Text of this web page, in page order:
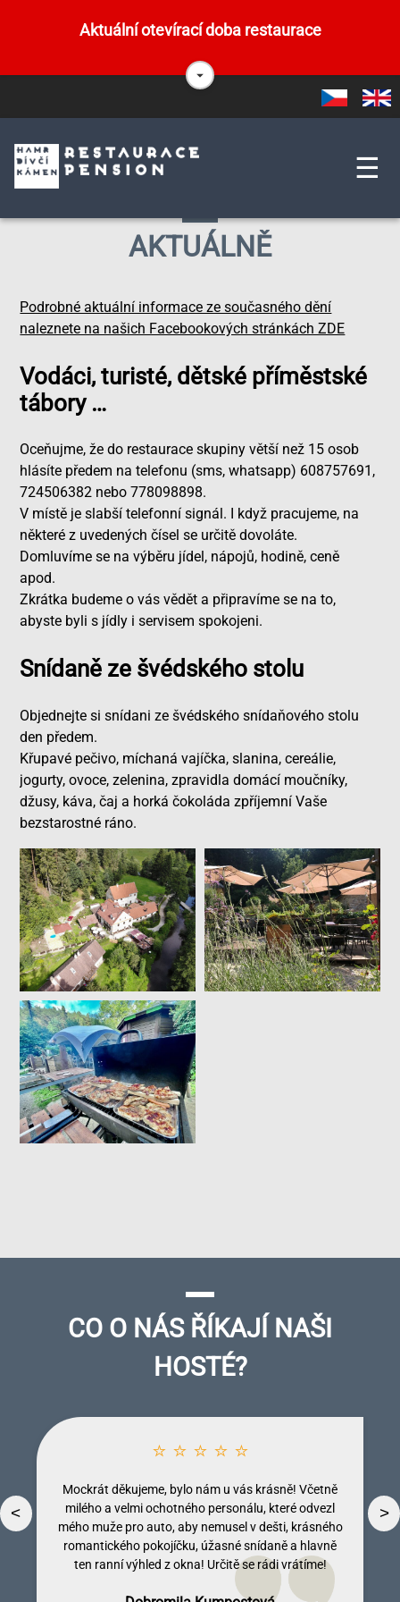
Aktuální otevírací doba restaurace
OD 1. ČERVENCE DO 30 SRPNA - OTEVŘENO
DOPORUČUJEME RODINNÉ A NAROZENINOVÉ OSLAVY
REZERVACI STOLU ZADEJTE POMOCÍ FORMULÁŘE V
Czech English
☰
AKTUÁLNĚ
Podrobné aktuální informace ze současného dění
naleznete na našich Facebookových stránkách ZDE
Vodáci, turisté, dětské příměstské
tábory …
Oceňujme, že do restaurace skupiny větší než 15 osob
hlásíte předem na telefonu (sms, whatsapp) 608757691,
724506382 nebo 778098898.
V místě je slabší telefonní signál. I když pracujeme, na
některé z uvedených čísel se určitě dovoláte.
Domluvíme se na výběru jídel, nápojů, hodině, ceně
apod.
Zkrátka budeme o vás vědět a připravíme se na to,
abyste byli s jídly i servisem spokojeni.
Snídaně ze švédského stolu
Objednejte si snídani ze švédského snídaňového stolu
den předem.
Křupavé pečivo, míchaná vajíčka, slanina, cereálie,
jogurty, ovoce, zelenina, zpravidla domácí moučníky,
džusy, káva, čaj a horká čokoláda zpříjemní Vaše
bezstarostné ráno.
CO O NÁS ŘÍKAJÍ NAŠI
HOSTÉ?
<
⭐ ⭐ ⭐ ⭐ ⭐
Mockrát děkujeme, bylo nám u vás krásně! Včetně
milého a velmi ochotného personálu, které odvezl
mého muže pro auto, aby nemusel v dešti, krásného
romantického pokojíčku, úžasné snídaně a hlavně
ten ranní výhled z okna! Určitě se rádi vrátíme!
⭐ ⭐ ⭐ ⭐ ⭐
Jedním slovem dokonalé! Krásné, nově udělané
pokoje, všude čisto, skvělé snídaně, krásné prostředí
celého objektu a jeho okolí a především - přístup
majitelů a personálu opravdu bezchybný! A jako
bonus - celé okolí tvořené nádhernou přírodou,
lesními potůčky, skalami a lesy a samozřejmě
>